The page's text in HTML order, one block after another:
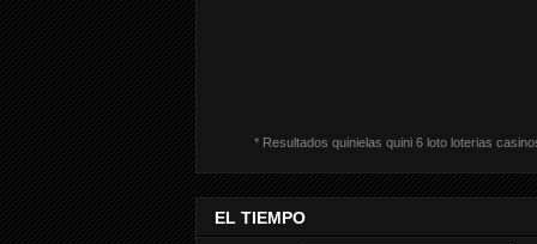
* Resultados quinielas quini 6 loto loterias
EL TIEMPO